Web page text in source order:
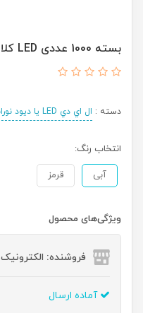
بسته 1000 عددی LED کلاهی آبی و قرمز
دسته : ال اي دي LED يا ديود نوراني و لامپ کاردستی
انتخاب رنگ:
آبی قرمز
ویژگی‌های محصول
فروشنده: الکترونیک 121HB
آماده ارسال